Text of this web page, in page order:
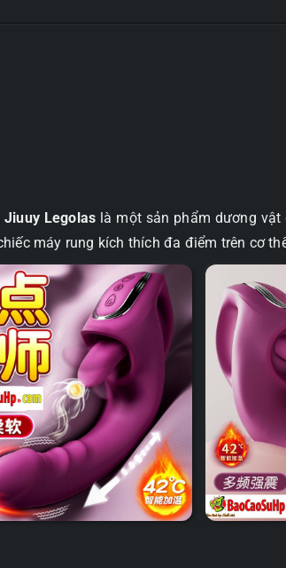
Jiuuy Legolas là một sản phẩm dương
máy rung kích thích đa điểm trên cơ